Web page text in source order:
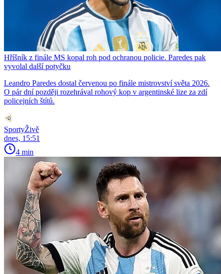
Hříšník z finále MS kopal roh pod ochranou policie. Paredes pak
vyvolal další potyčku
Leandro Paredes dostal červenou po finále mistrovství světa 2026.
O pár dní později rozehrával rohový kop v argentinské lize za zdí
policejních štítů.
SportyŽivě
dnes, 15:51
4 min